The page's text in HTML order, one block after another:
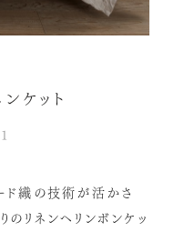
ケット
ド織の技術が活かさ
のリネンヘリンボンケッ